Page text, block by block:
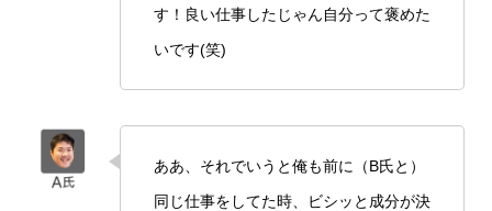
す！良い仕事したじゃん自分って褒めた
いです(笑)
ああ、それでいうと俺も前に（B氏と）
同じ仕事をしてた時、ビシッと成分が決